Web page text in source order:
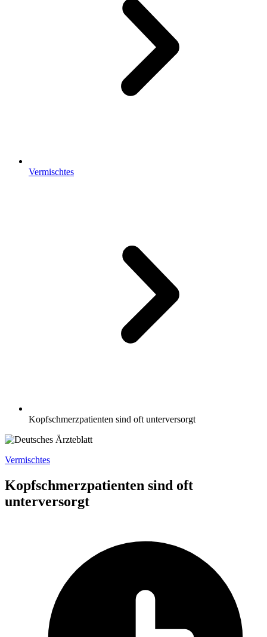
Vermischtes
Kopfschmerzpatienten sind oft unterversorgt
Vermischtes
Kopfschmerzpatienten sind oft
unterversorgt